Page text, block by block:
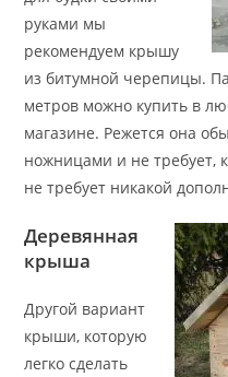
руками мы
рекомендуем крышу
из битумной черепицы.
метров можно купить в
магазине. Режется она
ножницами и не требует,
не требует никакой
Деревянная
крыша
Другой вариант
крыши, которую
легко сделать